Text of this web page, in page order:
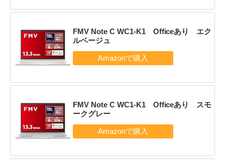
FMV Note C WC1-K1 Officeあり エク
ルベージュ
FMV Note C WC1-K1 Officeあり スモ
ークグレー